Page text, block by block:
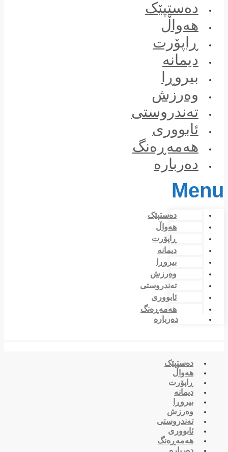
دەستپێک
هەواڵ
ڕاپۆرت
دیمانە
بیروڕا
وەرزش
تەندروستی
ئابووری
هەمەڕەنگ
دەربارە
Menu
دەستپێک
هەواڵ
ڕاپۆرت
دیمانە
بیروڕا
وەرزش
تەندروستی
ئابووری
هەمەڕەنگ
دەربارە
دەستپێک
هەواڵ
ڕاپۆرت
دیمانە
بیروڕا
وەرزش
تەندروستی
ئابووری
هەمەڕەنگ